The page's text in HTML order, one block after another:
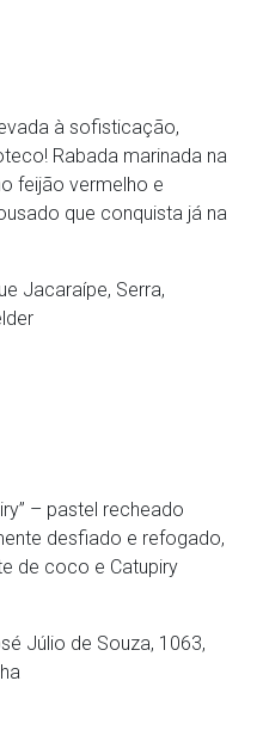
à sofisticação,
Rabada marinada na
feijão vermelho e
que conquista já na
Jacaraípe, Serra,
– pastel recheado
desfiado e refogado,
de coco e Catupiry
Júlio de Souza, 1063,